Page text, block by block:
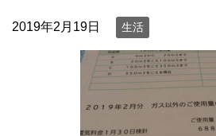
2019年2月19日 生活